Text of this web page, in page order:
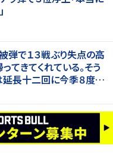
で１３戦ぶり失点の高
てきてくれている。そう
延長十二回に今季８度目